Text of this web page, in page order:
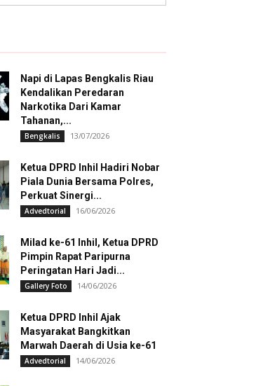
Napi di Lapas Bengkalis Riau
Kendalikan Peredaran
Narkotika Dari Kamar
Tahanan,...
Bengkalis 13/07/2026
Ketua DPRD Inhil Hadiri Nobar
Piala Dunia Bersama Polres,
Perkuat Sinergi...
Advedtorial 16/06/2026
Milad ke-61 Inhil, Ketua DPRD
Pimpin Rapat Paripurna
Peringatan Hari Jadi...
Gallery Foto 14/06/2026
Ketua DPRD Inhil Ajak
Masyarakat Bangkitkan
Marwah Daerah di Usia ke-61
Advedtorial 14/06/2026